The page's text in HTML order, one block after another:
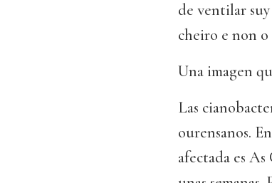
de ventilar
cheiro e non
Una imagen
Las
ourensanos.
afectada es